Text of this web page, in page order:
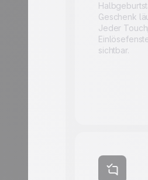
Geschenk
Jeder
sichtbar.